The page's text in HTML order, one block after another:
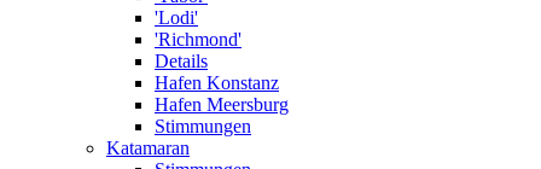
'Lodi'
'Richmond'
Details
Hafen Konstanz
Hafen Meersburg
Stimmungen
Katamaran